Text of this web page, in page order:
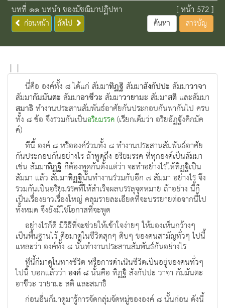
บทที่ ๑๑ บทนำ ของมัชฌิมาปฏิปทา
ก่อนหน้า ถัดไป
[ หน้า 572 ]
ค้นหา สารบัญ
| |
นี่คือ องค์ทั้ง ๘ ได้แก่ สัมมาทิฏฐิ สัมมาสังกัปปะ สัมมาวาจา
สัมมากัมมันตะ สัมมาอาชีวะ สัมมาวายามะ สัมมาสติ และสัมมา
สมาธิทํางานประสานสัมพันธ์อาศัยกันประกอบกันพากันไป ครบ
ทั้ง ๘ ข้อ จึงรวมกันเป็นอริยมรรค(เรียกเต็มว่า อริยอัฏฐังคิกมัค
ค์)
ทีนี้ องค์ ๘ หรือองค์ร่วมทั้ง ๘ ทํางานประสานสัมพันธ์อาศัย
กันประกอบกันอย่างไร ถ้าพูดถึง อริยมรรค ที่ทุกองค์เป็นสัมมา
เช่น สัมมาทิฏฐิ ก็ต้องพูดกันตั้งแต่ว่า จะทําอย่างไรให้ทิฏฐิเป็น
สัมมา แล้ว สัมมาทิฏฐินั้นทํางานร่วมกับอีก ๗ สัมมา อย่างไร จึง
รวมกันเป็นอริยมรรคที่ให้สําเร็จผลบรรลุจุดหมาย ถ้าอย่าง นี้ก็
เป็นเรื่องยาวเรื่องใหญ่ คลุมรายละเอียดที่จะบรรยายต่อจากนี้ไป
ทั้งหมด จึงยังมิใช่โอกาสที่จะพูด
อย่างไรก็ดี มีวิธีที่จะช่วยให้เข้าใจง่ายๆ ให้มองเห็นกว้างๆ
เป็นพื้นฐานไว้ คือมาดูในชีวิตสุกๆ ดิบๆ ของคนสามัญทั่วๆ ไปนี้
แหละว่า องค์ทั้ง ๘ นั้นทํางานประสานสัมพันธ์กันอย่างไร
ทีนี้ก็มาดูในทางชีวิต หรือการดําเนินชีวิตเป็นอยู่ของคนทั่วๆ
ไปนี้ บอกแล้วว่า องค์ ๘นั้นคือ ทิฏฐิ สังกัปปะ วาจา กัมมันตะ
อาชีวะ วายามะ สติ และสมาธิ
ก่อนอื่นก็มาดูมารู้การจัดกลุ่มจัดหมู่ขององค์ ๘ นั้นก่อน ดังนี้